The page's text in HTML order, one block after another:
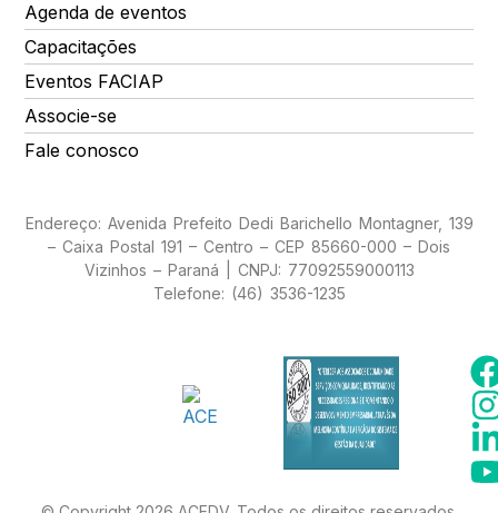
Agenda de eventos
Capacitações
Eventos FACIAP
Associe-se
Fale conosco
Endereço: Avenida Prefeito Dedi Barichello Montagner, 139
– Caixa Postal 191 – Centro – CEP 85660-000 – Dois
Vizinhos – Paraná | CNPJ: 77092559000113
Telefone: (46) 3536-1235